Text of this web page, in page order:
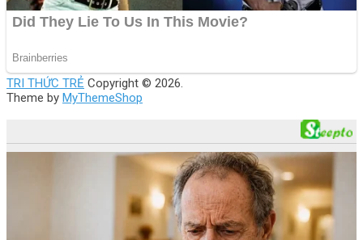
TRI THỨC TRẺ Copyright © 2026.
Theme by MyThemeShop